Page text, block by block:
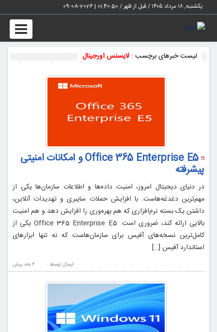
یکشنبه, ۱۸ مرداد ۱۴۰۵ / قبل از ظهر / 01:40:50
|
2026-08-09
Toggle
لیست خبرهای برچسب : لایسنس اورجینال
Office 365 Enterprise E5 و امکانات امنیتی
پیشرفته
در دنیای دیجیتال امروز، امنیت داده‌ها و اطلاعات سازمان‌ها یکی از
مهم‌ترین دغدغه‌هاست. با افزایش حملات سایبری و تهدیدات آنلاین،
داشتن یک بسته نرم‌افزاری که هم بهره‌وری را افزایش دهد و هم امنیت
بالایی ارائه کند، ضروری است. Office 365 Enterprise E5 یکی از
کامل‌ترین نسخه‌های آفیس برای سازمان‌هاست که نه تنها ابزارهای
استاندارد آفیس […]
6 ماه پيش ارسال توسط :